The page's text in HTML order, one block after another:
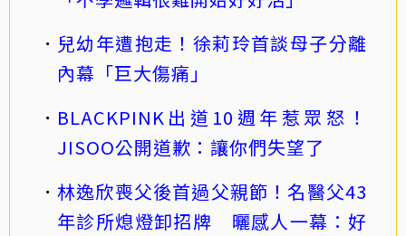
兒幼年遭抱走！徐莉玲首談母子分離
內幕「巨大傷痛」
BLACKPINK出道10週年惹眾怒！
JISOO公開道歉：讓你們失望了
林逸欣喪父後首過父親節！名醫父43
年診所熄燈卸招牌 曬感人一幕：好